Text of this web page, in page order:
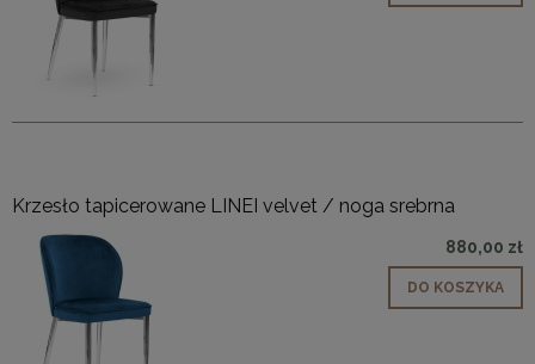
Krzesło tapicerowane LINEI velvet / noga srebrna
880,00 zł
DO KOSZYKA